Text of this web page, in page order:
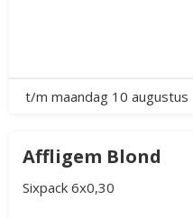
t/m maandag 10 augustus
Affligem Blond
Sixpack 6x0,30